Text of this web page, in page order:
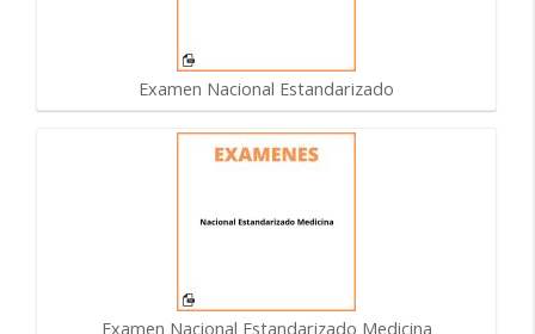
Examen Nacional Estandarizado
Examen Nacional Estandarizado Medicina